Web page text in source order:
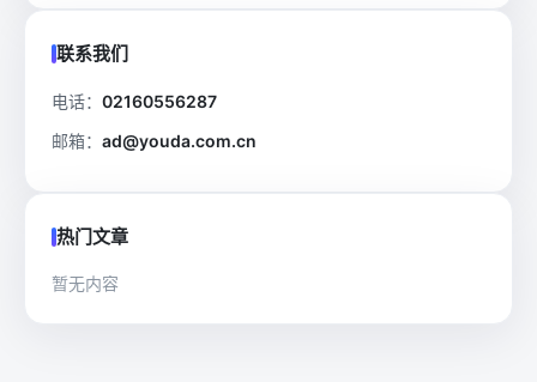
联系我们
电话： 02160556287
邮箱： ad@youda.com.cn
热门文章
暂无内容